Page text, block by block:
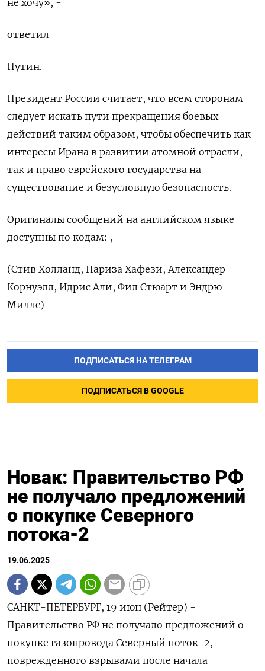
ответил
Путин.
Президент России считает, что всем сторонам
следует искать пути прекращения боевых
действий таким образом, чтобы обеспечить как
интересы Ирана в развитии атомной отрасли,
так и право еврейского государства на
существование и безусловную безопасность.
Оригиналы сообщений на английском языке
доступны по кодам: ,
(Стив Холланд, Париза Хафези, Александер
Корнуэлл, Идрис Али, Фил Стюарт и Эндрю
Миллс)
ПОДПИСАТЬСЯ НА ТЕЛЕГРАМ
ПОДПИСАТЬСЯ В GOOGLE
Новак: Правительство РФ
не получало предложений
о покупке Северного
потока-2
19.06.2025
САНКТ-ПЕТЕРБУРГ, 19 июн (Рейтер) -
Правительство РФ не получало предложений о
покупке газопровода Северный поток-2,
поврежденного взрывами после начала